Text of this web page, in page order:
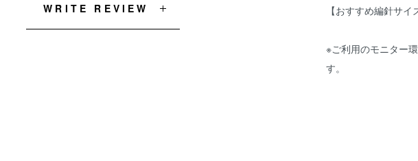
【おすすめ編針サ
※ご利用のモニター
す。
WRITE REVIEW